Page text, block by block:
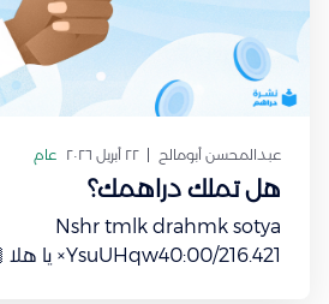
عبدالمحسن أبومالح ٢٢ أبريل ٢٠٢٦ عام
هل تملك دراهمك؟
Nshr tmlk drahmk sotya